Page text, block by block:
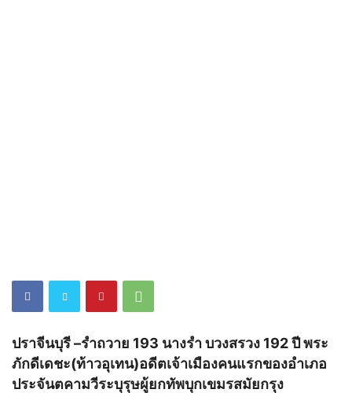
ปราจีนบุรี –รำถวาย 193 นางรำ บวงสรวง 192 ปี พระ
ภักดีเดชะ(ท้าวอุเทน)อดีตเจ้าเมืองคนแรกของอำเภอ
ประจันตคามวีระบุรุษผู้ยกทัพบุกเขมรสมัยกรุง